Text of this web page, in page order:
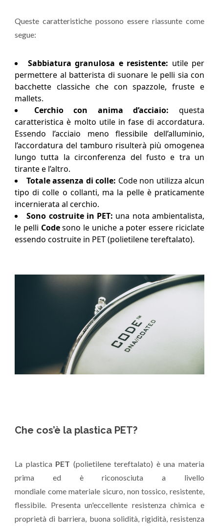
Queste caratteristiche possono essere riassunte come
segue:
Sabbiatura granulosa e resistente: utile per
permettere al batterista di suonare le pelli sia con
bacchette classiche che con spazzole, fruste e
mallets.
Cerchio con anima d’acciaio: questa
caratteristica è molto utile in fase di accordatura.
Essendo l’acciaio meno flessibile dell’alluminio,
l’accordatura del tamburo risulterà più omogenea
lungo tutta la circonferenza del fusto e tra un
tirante e l’altro.
Totale assenza di colle: Code non utilizza alcun
tipo di colle o collanti, ma la pelle è praticamente
incernierata al cerchio.
Sono costruite in PET: una nota ambientalista,
le pelli Codesono le uniche a poter essere riciclate
essendo costruite in PET (polietilene tereftalato).
Che cos’è la plastica PET?
La plastica PET (polietilene tereftalato) è una materia
prima ed è riconosciuta a livello
mondiale come materiale sicuro, non tossico, resistente,
flessibile. Presenta un'eccellente resistenza chimica e
proprietà di barriera, buona solidità, rigidità, resistenza